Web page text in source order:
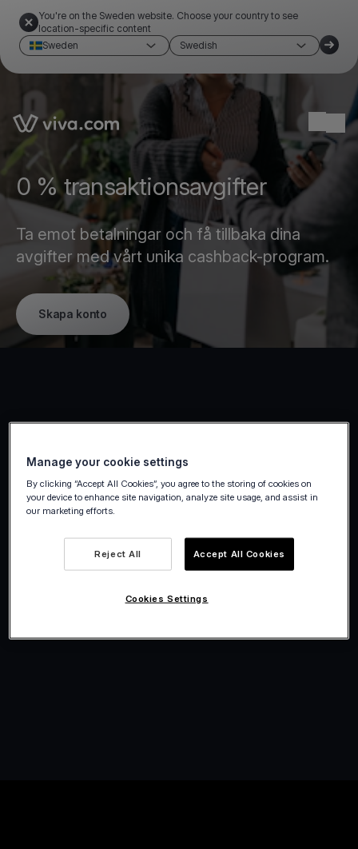
You're on the Sweden website. Choose your country to see
location-specific content
Sweden
Swedish
Link to the homepage
0 % transaktionsavgifter
Ta emot betalningar och få tillbaka dina
avgifter med vårt unika cashback-program.
Skapa konto
som 0 % med Viva.com.¹
Transaktionsavgifter sätts tillbaka på ditt
Viva.com företagskort.
Manage your cookie settings
By clicking “Accept All Cookies”, you agree to the storing of cookies on
your device to enhance site navigation, analyze site usage, and assist in
our marketing efforts.
Reject All Accept All Cookies
Cookies Settings